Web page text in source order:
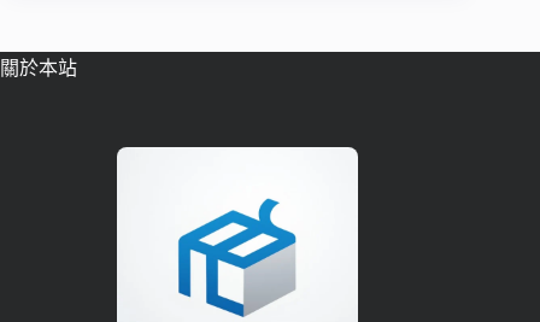
關於本站